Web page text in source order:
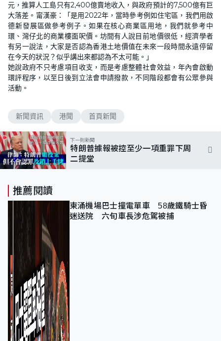
元，推算人工島只有2,400億賣地收入，與政府預計的7,500億有巨
大落差。甯漢豪：「是用2022年，當時參考例如住宅區，我們用啟
德新發展區做參考例子。如果在核心商業區用地，我們就參考中
環、灣仔北的商業樓面呎價。坊間有人說目前地價很低，經濟學者
有另一說法，大家是否認為香港土地價值在未來一段時間永遠停留
在今天的狀況？似乎講出來都認為不太可能。」
她說政府不只考慮項目收支，而是考慮整體社會效益，年內會啟動
環評程序，以至日後到立法會申請撥款，不同階段都會有公眾參與
活動。
新聞資訊 港聞 首頁新聞
下一則新聞
特朗普據報被控至少一項重罪下周
二提堂
推薦閱讀
東涌機場巴士撞電單車 58歲鐵騎士昏
迷送院 六旬車長涉危駕被捕